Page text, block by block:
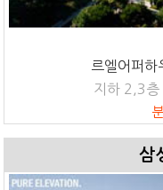
르엘어퍼하
지하 2,3층
삼